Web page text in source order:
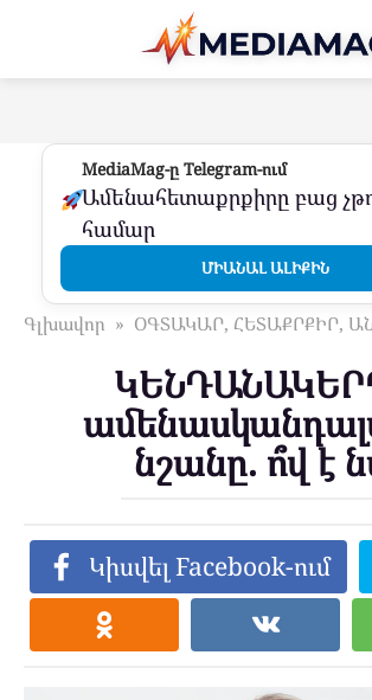
Перейти
контенту
MediaMag-ը Telegram-ում
Ամենահետաքրքիրը բաց
համար
ՄԻԱՆԱԼ ԱԼԻՔԻՆ
Գլխավոր » ՕԳՏԱԿԱՐ, ՀԵՏԱՔՐՔԻՐ,
նշանը. ո՞վ է
Կիսվել Facebook-ում